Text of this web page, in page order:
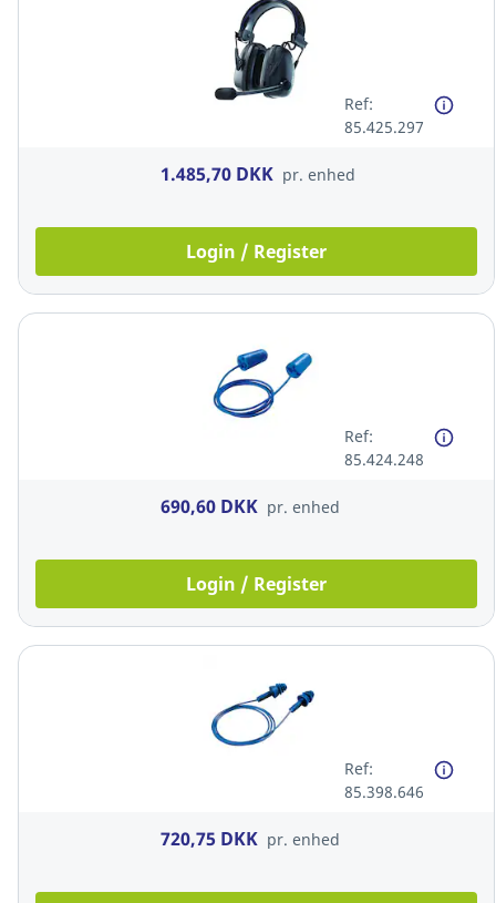
Ref:
85.425.297
1.485,70 DKK pr. enhed
Login / Register
Ref:
85.424.248
690,60 DKK pr. enhed
Login / Register
Ref:
85.398.646
720,75 DKK pr. enhed